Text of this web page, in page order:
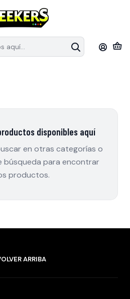
tiene fechas estimativas de arribo a
fechas de llegada por parte de los
mesa Carcassonee
disponibles aquí
en otras categorías o
búsqueda para encontrar
productos.
ARRIBA